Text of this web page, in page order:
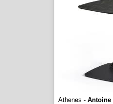
Athenes - Antoine